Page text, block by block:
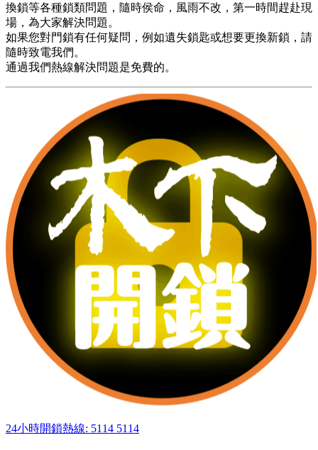
換鎖等各種鎖類問題，隨時侯命，風雨不改，第一時間趕赴現
場，為大家解決問題。
如果您對門鎖有任何疑問，例如遺失鎖匙或想要更換新鎖，請
隨時致電我們。
通過我們熱線解決問題是免費的。
24小時開鎖熱線: 5114 5114